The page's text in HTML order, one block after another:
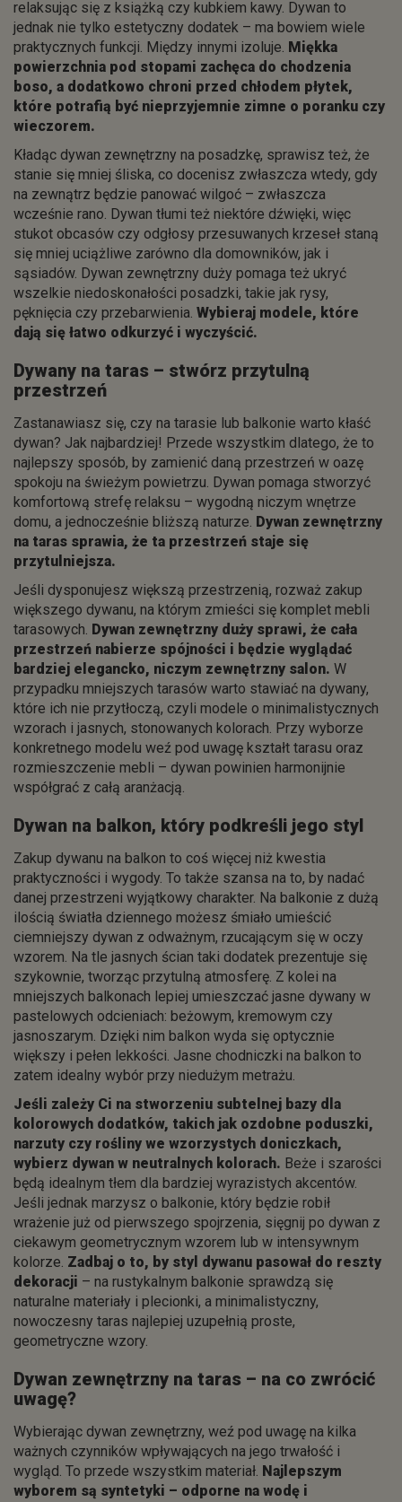
relaksując się z książką czy kubkiem kawy. Dywan to
jednak nie tylko estetyczny dodatek – ma bowiem wiele
praktycznych funkcji. Między innymi izoluje. Miękka
powierzchnia pod stopami zachęca do chodzenia
boso, a dodatkowo chroni przed chłodem płytek,
które potrafią być nieprzyjemnie zimne o poranku czy
wieczorem.
Kładąc dywan zewnętrzny na posadzkę, sprawisz też, że
stanie się mniej śliska, co docenisz zwłaszcza wtedy, gdy
na zewnątrz będzie panować wilgoć – zwłaszcza
wcześnie rano. Dywan tłumi też niektóre dźwięki, więc
stukot obcasów czy odgłosy przesuwanych krzeseł staną
się mniej uciążliwe zarówno dla domowników, jak i
sąsiadów. Dywan zewnętrzny duży pomaga też ukryć
wszelkie niedoskonałości posadzki, takie jak rysy,
pęknięcia czy przebarwienia. Wybieraj modele, które
dają się łatwo odkurzyć i wyczyścić.
Dywany na taras – stwórz przytulną
przestrzeń
Zastanawiasz się, czy na tarasie lub balkonie warto kłaść
dywan? Jak najbardziej! Przede wszystkim dlatego, że to
najlepszy sposób, by zamienić daną przestrzeń w oazę
spokoju na świeżym powietrzu. Dywan pomaga stworzyć
komfortową strefę relaksu – wygodną niczym wnętrze
domu, a jednocześnie bliższą naturze. Dywan zewnętrzny
na taras sprawia, że ta przestrzeń staje się
przytulniejsza.
Jeśli dysponujesz większą przestrzenią, rozważ zakup
większego dywanu, na którym zmieści się komplet mebli
tarasowych. Dywan zewnętrzny duży sprawi, że cała
przestrzeń nabierze spójności i będzie wyglądać
bardziej elegancko, niczym zewnętrzny salon. W
przypadku mniejszych tarasów warto stawiać na dywany,
które ich nie przytłoczą, czyli modele o minimalistycznych
wzorach i jasnych, stonowanych kolorach. Przy wyborze
konkretnego modelu weź pod uwagę kształt tarasu oraz
rozmieszczenie mebli – dywan powinien harmonijnie
współgrać z całą aranżacją.
Dywan na balkon, który podkreśli jego styl
Zakup dywanu na balkon to coś więcej niż kwestia
praktyczności i wygody. To także szansa na to, by nadać
danej przestrzeni wyjątkowy charakter. Na balkonie z dużą
ilością światła dziennego możesz śmiało umieścić
ciemniejszy dywan z odważnym, rzucającym się w oczy
wzorem. Na tle jasnych ścian taki dodatek prezentuje się
szykownie, tworząc przytulną atmosferę. Z kolei na
mniejszych balkonach lepiej umieszczać jasne dywany w
pastelowych odcieniach: beżowym, kremowym czy
jasnoszarym. Dzięki nim balkon wyda się optycznie
większy i pełen lekkości. Jasne chodniczki na balkon to
zatem idealny wybór przy niedużym metrażu.
Jeśli zależy Ci na stworzeniu subtelnej bazy dla
kolorowych dodatków, takich jak ozdobne poduszki,
narzuty czy rośliny we wzorzystych doniczkach,
wybierz dywan w neutralnych kolorach. Beże i szarości
będą idealnym tłem dla bardziej wyrazistych akcentów.
Jeśli jednak marzysz o balkonie, który będzie robił
wrażenie już od pierwszego spojrzenia, sięgnij po dywan z
ciekawym geometrycznym wzorem lub w intensywnym
kolorze. Zadbaj o to, by styl dywanu pasował do reszty
dekoracji – na rustykalnym balkonie sprawdzą się
naturalne materiały i plecionki, a minimalistyczny,
nowoczesny taras najlepiej uzupełnią proste,
geometryczne wzory.
Dywan zewnętrzny na taras – na co zwrócić
uwagę?
Wybierając dywan zewnętrzny, weź pod uwagę na kilka
ważnych czynników wpływających na jego trwałość i
wygląd. To przede wszystkim materiał. Najlepszym
wyborem są syntetyki – odporne na wodę i